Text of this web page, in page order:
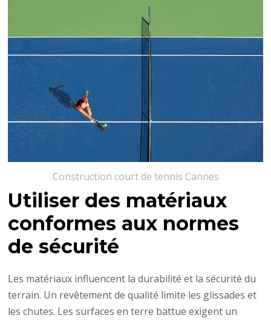
Construction court de tennis Cannes
Utiliser des matériaux
conformes aux normes
de sécurité
Les matériaux influencent la durabilité et la sécurité du
terrain. Un revêtement de qualité limite les glissades et
les chutes. Les surfaces en terre battue exigent un